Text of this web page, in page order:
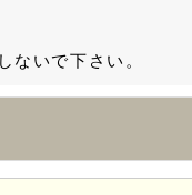
ないで下さい。